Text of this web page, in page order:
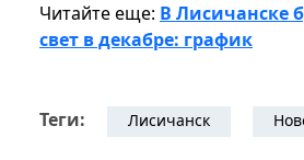
Читайте еще: В Лисичанске
свет в декабре: график
Теги: Лисичанск